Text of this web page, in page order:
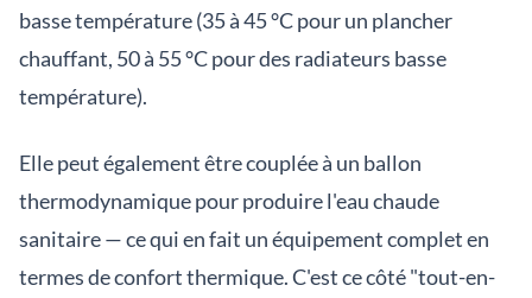
basse température (35 à 45 °C pour un plancher
chauffant, 50 à 55 °C pour des radiateurs basse
température).
Elle peut également être couplée à un ballon
thermodynamique pour produire l'eau chaude
sanitaire — ce qui en fait un équipement complet en
termes de confort thermique. C'est ce côté "tout-en-